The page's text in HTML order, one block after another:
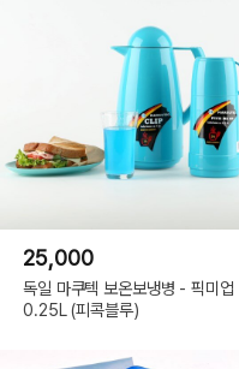
25,000
독일 마쿠텍 보온보냉병 - 픽미업
0.25L (피콕블루)